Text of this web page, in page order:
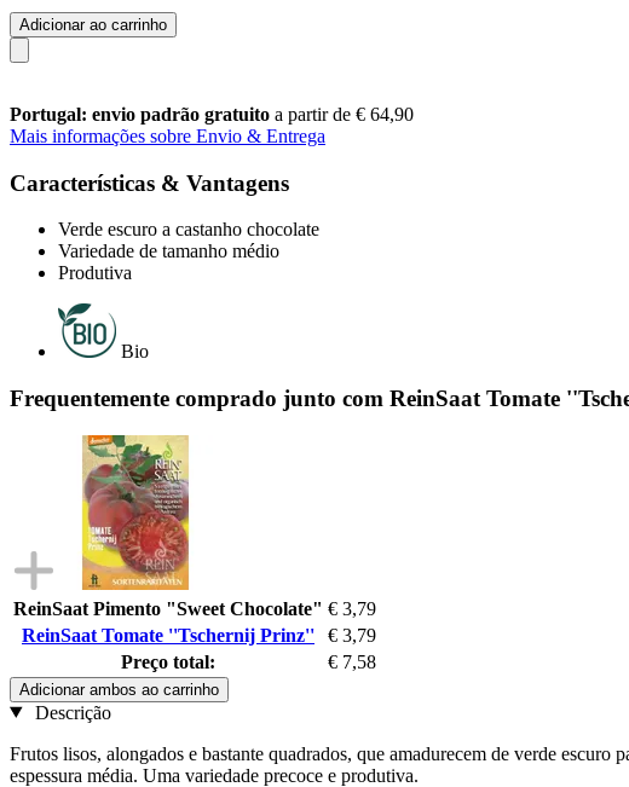
Adicionar ao carrinho
Portugal: envio padrão gratuito a partir de € 64,90
Mais informações sobre Envio & Entrega
Características & Vantagens
Verde escuro a castanho chocolate
Variedade de tamanho médio
Produtiva
Bio
Frequentemente comprado junto com ReinSaat Tomate
ReinSaat Pimento "Sweet Chocolate" € 3,79
ReinSaat Tomate ''Tschernij Prinz''
€ 3,79
Preço total:
€ 7,58
Adicionar ambos ao carrinho
Descrição
Frutos lisos, alongados e bastante quadrados, que amadurecem de verde
espessura média. Uma variedade precoce e produtiva.